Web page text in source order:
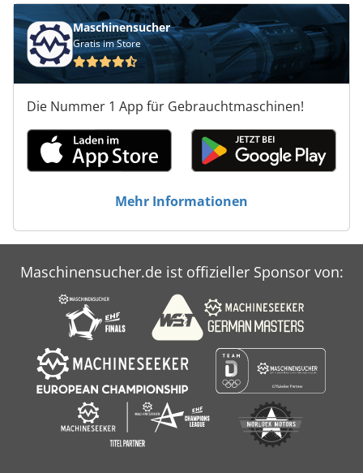
Maschinensucher
Gratis im Store
Die Nummer 1 App für Gebrauchtmaschinen!
Mehr Informationen
Maschinensucher.de ist offizieller Sponsor von: